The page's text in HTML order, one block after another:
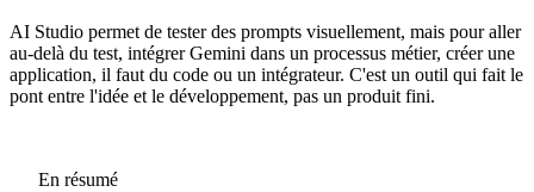
AI Studio permet de tester des prompts visuellement, mais pour aller
au-delà du test, intégrer Gemini dans un processus métier, créer une
application, il faut du code ou un intégrateur. C'est un outil qui fait le
pont entre l'idée et le développement, pas un produit fini.
En résumé